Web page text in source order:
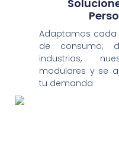
Adaptamos
de consumo;
industrias,
modulares y se
tu demanda